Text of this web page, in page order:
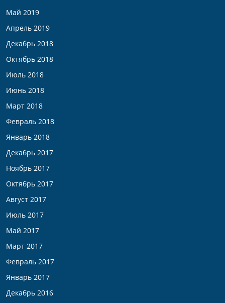
Май 2019
Апрель 2019
Декабрь 2018
Октябрь 2018
Июль 2018
Июнь 2018
Март 2018
Февраль 2018
Январь 2018
Декабрь 2017
Ноябрь 2017
Октябрь 2017
Август 2017
Июль 2017
Май 2017
Март 2017
Февраль 2017
Январь 2017
Декабрь 2016